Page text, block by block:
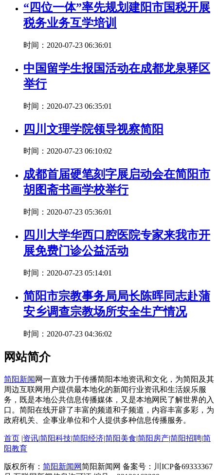
“四位一体”率先规划建阳市国税开展
税务业务互学培训
时间：2020-07-23 06:36:01
中国留学生报国活动在成都龙泉驿区
举行
时间：2020-07-23 06:35:01
四川文理学院领导视察简阳
时间：2020-07-23 06:10:02
成都首届硬笔刻字展启动会在简阳市
胡图斋书画学校举行
时间：2020-07-23 05:36:01
四川大学华西口腔医院专家来我市开
展免费门诊公益活动
时间：2020-07-23 05:14:01
简阳市宗教事务局局长陈晖同志赴蒲
安乡调查宗教场所安全生产情况
时间：2020-07-23 04:36:02
网站简介
简阳新闻 网一直致力于传播简阳本地资讯和文化，为简阳及其
周边互联网用户提供最本地化的新闻行业资讯和生活娱乐服
务，既是本地公共信息传播媒体，又是本地网民了解世界的入
口。简阳在线开辟了丰富的频道和子频道，内容丰富多彩，为
政府机关、企事业单位和个人提供多种信息传播服务。
首页 |资讯|简阳科技|简阳经济|简阳美食|简阳房产|简阳招聘|简
阳教育
版权所有： 简阳新闻网简阳新闻网 备案号：川ICP备69333367